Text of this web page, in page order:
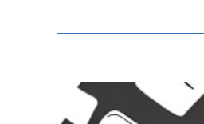
Zeige
grösseres